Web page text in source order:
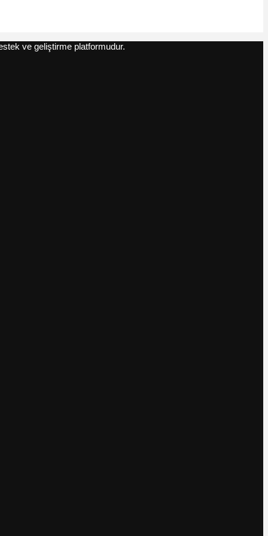
ve geliştirme platformudur.